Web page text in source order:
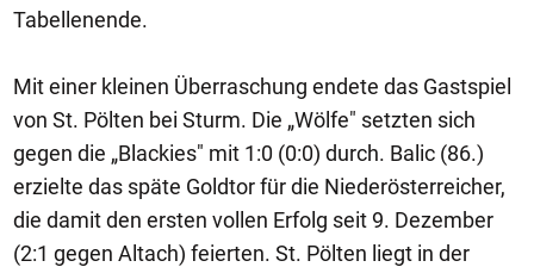
Tabellenende.
Mit einer kleinen Überraschung endete das Gastspiel
von St. Pölten bei Sturm. Die „Wölfe" setzten sich
gegen die „Blackies" mit 1:0 (0:0) durch. Balic (86.)
erzielte das späte Goldtor für die Niederösterreicher,
die damit den ersten vollen Erfolg seit 9. Dezember
(2:1 gegen Altach) feierten. St. Pölten liegt in der